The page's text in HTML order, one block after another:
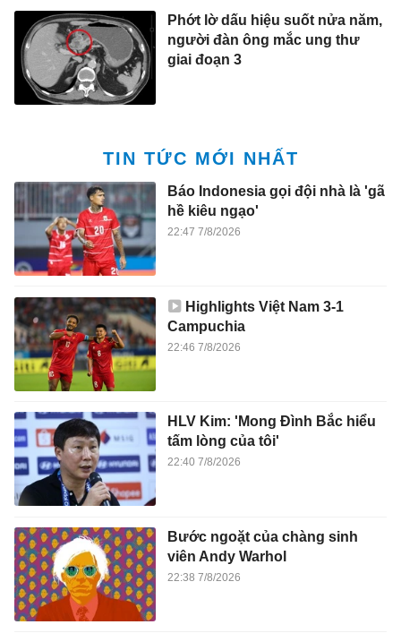
Phớt lờ dấu hiệu suốt nửa năm,
người đàn ông mắc ung thư
giai đoạn 3
TIN TỨC MỚI NHẤT
Báo Indonesia gọi đội nhà là 'gã
hề kiêu ngạo'
22:47 7/8/2026
Highlights Việt Nam 3-1
Campuchia
22:46 7/8/2026
HLV Kim: 'Mong Đình Bắc hiểu
tấm lòng của tôi'
22:40 7/8/2026
Bước ngoặt của chàng sinh
viên Andy Warhol
22:38 7/8/2026